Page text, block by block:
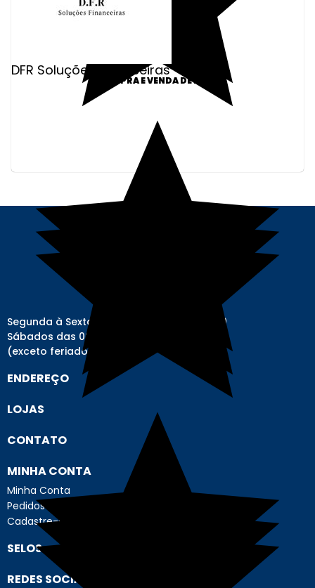
DFR Soluções Financeiras
COMPRA E VENDA DE ICMS
Segunda à Sexta-feira das 08h00 às 17h00
Sábados das 08h00 às 12h00
(exceto feriados)
ENDEREÇO
LOJAS
CONTATO
MINHA CONTA
Minha Conta
Pedidos
Cadastre-se
SELOS
REDES SOCIAIS